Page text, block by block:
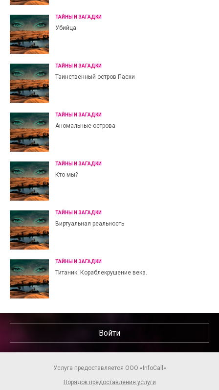
ТАЙНЫ И ЗАГАДКИ
Убийца
ТАЙНЫ И ЗАГАДКИ
Таинственный остров Пасхи
ТАЙНЫ И ЗАГАДКИ
Аномальные острова
ТАЙНЫ И ЗАГАДКИ
Кто мы?
ТАЙНЫ И ЗАГАДКИ
Виртуальная реальность
ТАЙНЫ И ЗАГАДКИ
Титаник. Кораблекрушение века.
Войти
Услуга предоставляется ООО «InfoCall»
Порядок предоставления услуги